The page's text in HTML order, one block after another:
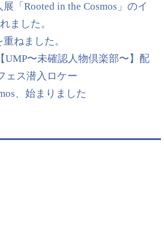
「Rooted in the Cosmos」のイ
ました。
ねました。
UMP〜未確認人物倶楽部〜】配
ェス潜入ロケー
、始まりました